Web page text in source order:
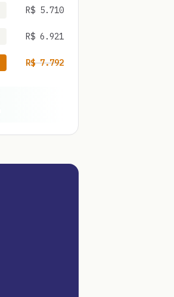
R$ 5.710
R$ 6.921
R$7.792